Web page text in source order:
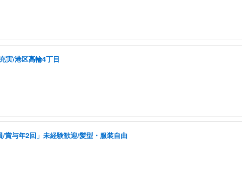
実/港区高輪4丁目
賞与年2回」未経験歓迎/髪型・服装自由